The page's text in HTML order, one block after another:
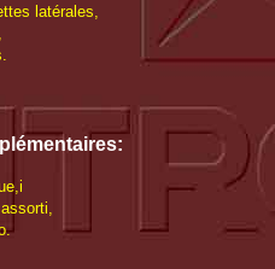
latérales,